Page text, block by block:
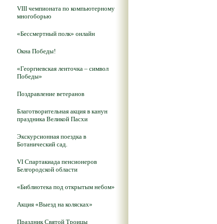
VIII чемпионата по компьютерному
многоборью
«Бессмертный полк» онлайн
Окна Победы!
«Георгиевская ленточка – символ
Победы»
Поздравление ветеранов
Благотворительная акция в канун
праздника Великой Пасхи
Экскурсионная поездка в
Ботанический сад.
VI Спартакиада пенсионеров
Белгородской области
«Библиотека под открытым небом»
Акция «Выезд на колясках»
Праздник Святой Троицы